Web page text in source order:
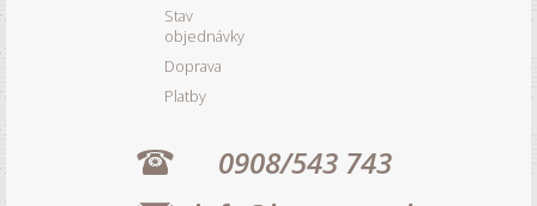
Stav
objednávky
Doprava
Platby
0908/543 743